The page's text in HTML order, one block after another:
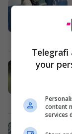
Telegrafi
your
content
services